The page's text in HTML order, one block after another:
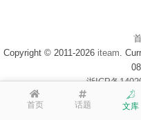
首页 话题 文库
Copyright © 2011-2026 iteam.
浙ICP备